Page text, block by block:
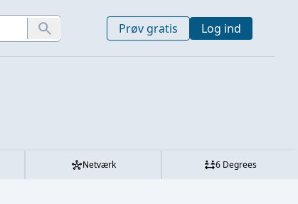
Prøv gratis Log ind
Netværk 6 Degrees